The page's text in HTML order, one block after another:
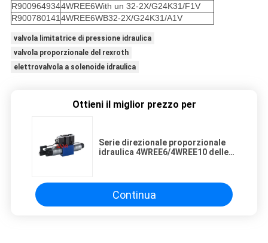
R9009649344WREE6With un 32-2X/G24K31/F1V
R9007801414WREE6WB32-2X/G24K31/A1V
valvola limitatrice di pressione idraulica
valvola proporzionale del rexroth
elettrovalvola a solenoide idraulica
Ottieni il miglior prezzo per
Serie direzionale proporzionale
idraulica 4WREE6/4WREE10 delle
Continua